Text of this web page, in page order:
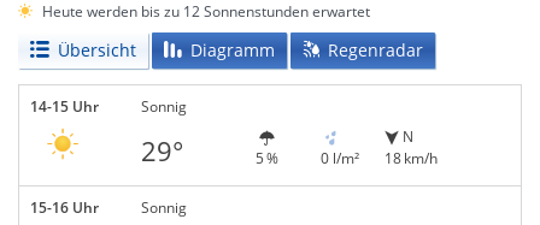
Heute werden bis zu 12 Sonnenstunden erwartet
Übersicht Diagramm Regenradar
14-15 Uhr Sonnig
29° 5 % 0 l/m²
N
18 km/h
15-16 Uhr Sonnig